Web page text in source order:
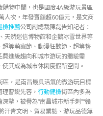
物中間，也是國度4A級游玩景區
人次，年發賣額超60億元，是文商
檢推薦公司副總裁陳磊告知記者：
天然迷信博物館和企鵝冰雪世界等
等萌寵節、動漫狂歡節、超等藝
進級趨向和城市游玩的體驗需
其成為城市休閑度假新空間。
，是南昌最具活氣的微游玩目標
曹銳先容， 行動健檢街區內多為
摯，被譽為“南昌城市新手刺”“贛
汗青文明、貿易業態、游玩品德無